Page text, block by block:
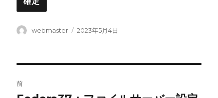
投
webmaster
投
2023年5月4日
稿
前